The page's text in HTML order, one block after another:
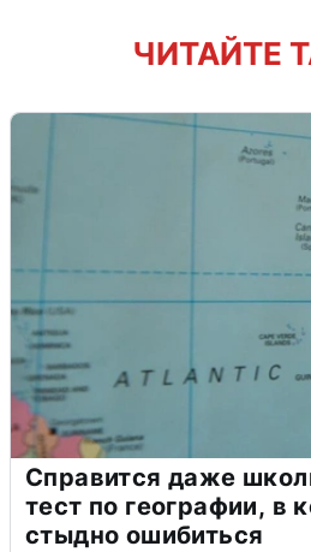
ЧИТАЙТЕ
Справится даже
тест по географии, в
стыдно ошибиться